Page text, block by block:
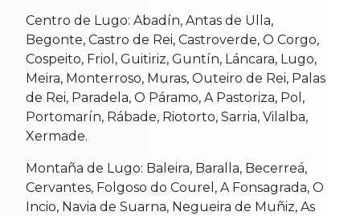
Centro de Lugo: Abadín, Antas de Ulla,
Begonte, Castro de Rei, Castroverde, O Corgo,
Cospeito, Friol, Guitiriz, Guntín, Láncara, Lugo,
Meira, Monterroso, Muras, Outeiro de Rei, Palas
de Rei, Paradela, O Páramo, A Pastoriza, Pol,
Portomarín, Rábade, Riotorto, Sarria, Vilalba,
Xermade.
Montaña de Lugo: Baleira, Baralla, Becerreá,
Cervantes, Folgoso do Courel, A Fonsagrada, O
Incio, Navia de Suarna, Negueira de Muñiz, As